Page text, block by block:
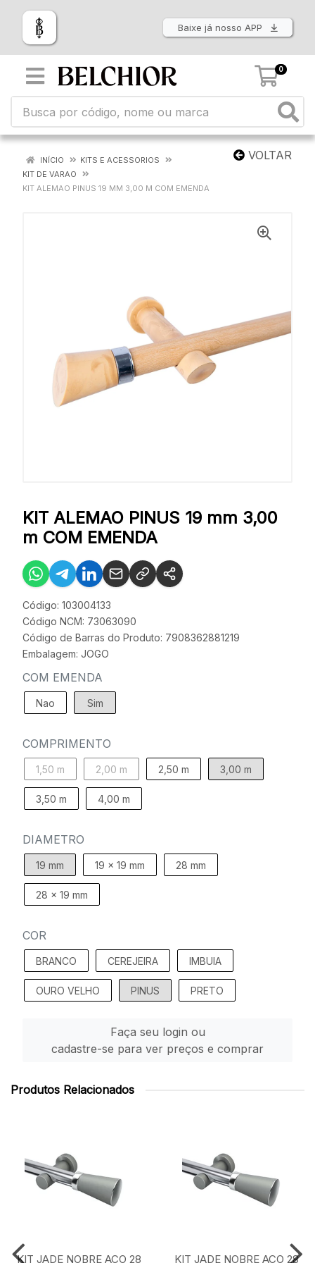
Baixe já nosso APP
0
VOLTAR
INÍCIO
KITS E ACESSORIOS
KIT DE VARAO
KIT ALEMAO PINUS 19 MM 3,00 M COM EMENDA
KIT ALEMAO PINUS 19 mm 3,00
m COM EMENDA
Código: 103004133
Código NCM: 73063090
Código de Barras do Produto: 7908362881219
Embalagem: JOGO
COM EMENDA
Nao Sim
COMPRIMENTO
1,50 m 2,00 m 2,50 m 3,00 m
3,50 m 4,00 m
DIAMETRO
19 mm 19 x 19 mm 28 mm
28 x 19 mm
COR
BRANCO CEREJEIRA IMBUIA
OURO VELHO PINUS PRETO
Faça seu login ou
cadastre-se para ver preços e comprar
Produtos Relacionados
KIT JADE NOBRE ACO 28 KIT JADE NOBRE ACO 28